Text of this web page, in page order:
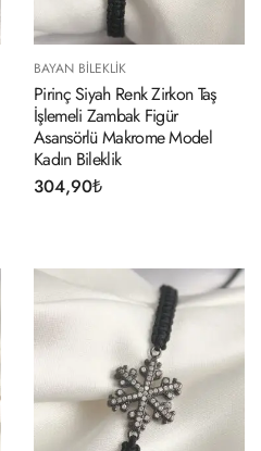
BAYAN BILEKLIK
Pirinç Siyah Renk Zirkon Taş
İşlemeli Zambak Figür
Asansörlü Makrome Model
Kadın Bileklik
304,90₺